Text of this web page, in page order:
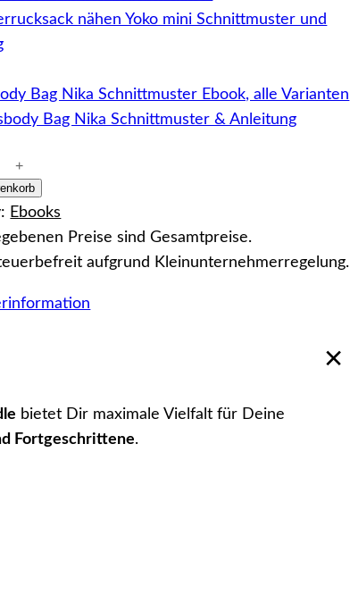
:
1
,
0
€
0
€
.
nähen Yoko mini Schnittmuster und
Bag Nika Schnittmuster & Anleitung
+
Ebooks
Preise sind Gesamtpreise.
aufgrund Kleinunternehmerregelung.
bietet Dir maximale Vielfalt für Deine
Fortgeschrittene.